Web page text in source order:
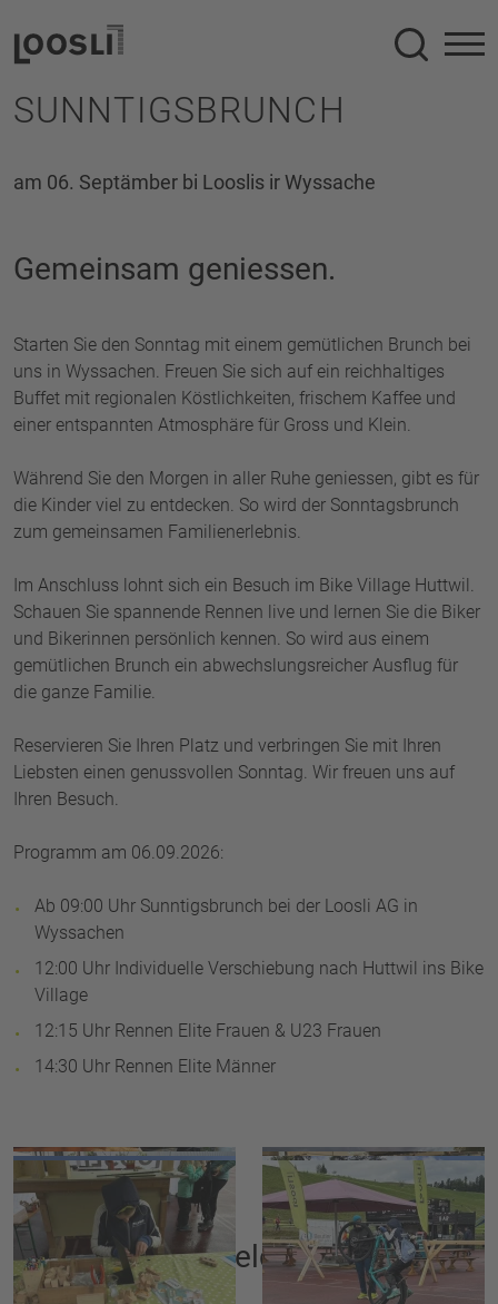
Suche
SUNNTIGSBRUNCH
am 06. Septämber bi Looslis ir Wyssache
Gemeinsam geniessen.
Starten Sie den Sonntag mit einem gemütlichen Brunch bei
uns in Wyssachen. Freuen Sie sich auf ein reichhaltiges
Buffet mit regionalen Köstlichkeiten, frischem Kaffee und
einer entspannten Atmosphäre für Gross und Klein.
Während Sie den Morgen in aller Ruhe geniessen, gibt es für
die Kinder viel zu entdecken. So wird der Sonntagsbrunch
zum gemeinsamen Familienerlebnis.
Im Anschluss lohnt sich ein Besuch im Bike Village Huttwil.
Schauen Sie spannende Rennen live und lernen Sie die Biker
und Bikerinnen persönlich kennen. So wird aus einem
gemütlichen Brunch ein abwechslungsreicher Ausflug für
die ganze Familie.
Reservieren Sie Ihren Platz und verbringen Sie mit Ihren
Liebsten einen genussvollen Sonntag. Wir freuen uns auf
Ihren Besuch.
Programm am 06.09.2026:
Ab 09:00 Uhr Sunntigsbrunch bei der Loosli AG in
Wyssachen
12:00 Uhr Individuelle Verschiebung nach Huttwil ins Bike
Village
12:15 Uhr Rennen Elite Frauen & U23 Frauen
14:30 Uhr Rennen Elite Männer
Anmeldung